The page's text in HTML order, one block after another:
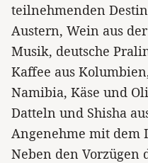
teilnehmenden
Austern, Wein aus
Musik, deutsche
Kaffee aus
Namibia, Käse und
Datteln und Shisha
Angenehme mit
Neben den Vorzügen